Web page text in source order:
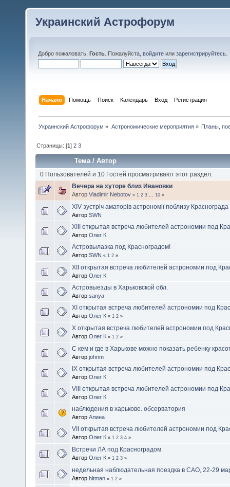
Украинский Астрофорум
Добро пожаловать, Гость . Пожалуйста, войдите или зарегистрируйтесь
Начало Помощь Поиск Календарь Вход Регистрация
Украинский Астрофорум » Астрономические мероприятия» Планы,
Страницы: [1]2 3
Тема/Автор
0 Пользователей и 10 Гостей просматривают этот раздел.
Вечера на хуторе близ Ивановки
Автор Vladimir Nebotov « 1 2 3 10 »
XIV зустріч аматорів астрономії поблизу Краснограда
Автор SWN
XIII открытая встреча любителей астрономии под
Автор Олег К
Астровылазка под Красноградом!
Автор SWN « 1 2 »
XII открытая встреча любителей астрономии под
Автор Олег К
Астровыезды в Харьковской обл.
Автор sanya
XІ открытая встреча любителей астрономии под
Автор Олег К « 1 2 »
X открытая встреча любителей астрономии под
Автор Олег К « 1 2 »
С кем и где в Харькове можно показать ребенку
Автор johnm
IX открытая встреча любителей астрономии под
Автор Олег К
VIII открытая встреча любителей астрономии под
Автор Олег К
наблюдения в харькове. обсерватория
Автор Алина
VII открытая встреча любителей астрономии под
Автор Олег К « 1 2 3 4 »
Встречи ЛА под Красноградом
Автор Олег К « 1 2 3 »
недельная наблюдательная поездка в САО, 22-29
Автор hitman « 1 2 »